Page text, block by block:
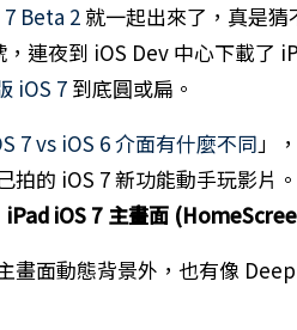
7 Beta 2就一起出來了，真是猜
連夜到 iOS Dev 中心下載了
iOS 7到底圓或扁。
7 vs iOS 6 介面有什麼不同」
拍的 iOS 7 新功能動手玩影片
iPad iOS 7 主畫面
畫面動態背景外，也有像